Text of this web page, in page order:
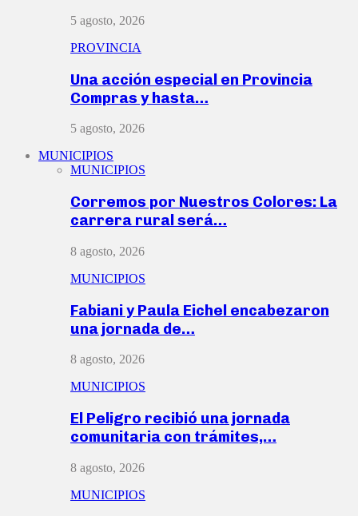
5 agosto, 2026
PROVINCIA
Una acción especial en Provincia
Compras y hasta…
5 agosto, 2026
MUNICIPIOS
MUNICIPIOS
Corremos por Nuestros Colores: La
carrera rural será…
8 agosto, 2026
MUNICIPIOS
Fabiani y Paula Eichel encabezaron
una jornada de…
8 agosto, 2026
MUNICIPIOS
El Peligro recibió una jornada
comunitaria con trámites,…
8 agosto, 2026
MUNICIPIOS